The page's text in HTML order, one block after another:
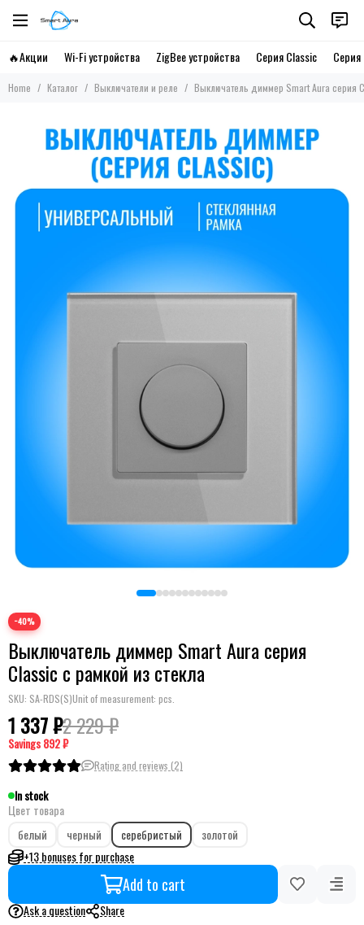
🔥Акции Wi-Fi устройства ZigBee устройства Серия Classic Серия
Home Каталог Выключатели и реле Выключатель диммер Smart Aura серия
−40%
Выключатель диммер Smart Aura серия
Classic с рамкой из стекла
SKU: SA-RDS(S)Unit of measurement: pcs.
1 337 ₽2 229 ₽
Savings892 ₽
Rating and reviews (2)
In stock
Цвет товара
белый
черный серебристый
золотой
+13 bonuses for purchase
Add to cart
Ask a question Share